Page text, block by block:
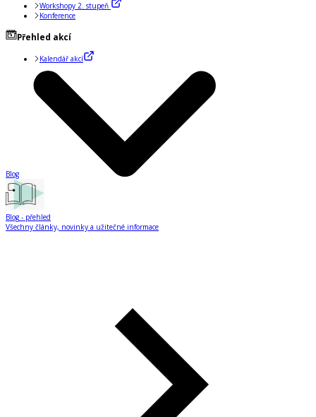
Workshopy 2. stupeň
Konference
Přehled akcí
Kalendář akcí
Blog
Blog - přehled
Všechny články, novinky a užitečné informace